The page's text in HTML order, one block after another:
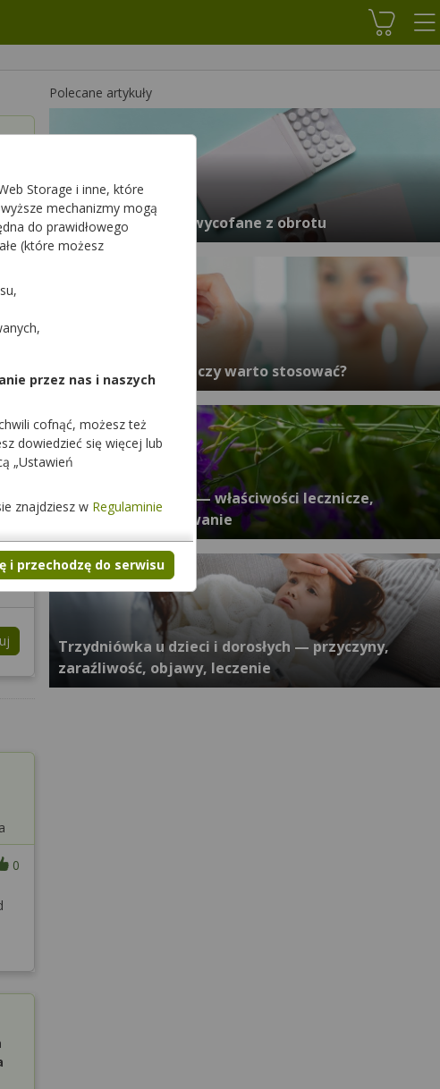
Koszyk
0
Polecane artykuły
3 serie leku Lakea wycofane z obrotu
Srebro koloidalne - czy warto stosować?
Ostróżeczka polna — właściwości lecznicze,
działanie, zastosowanie
Trzydniówka u dzieci i dorosłych — przyczyny,
zaraźliwość, objawy, leczenie
Storage i inne, które
mechanizmy mogą
do prawidłowego
(które możesz
przez nas i naszych
cofnąć, możesz też
dowiedzieć się więcej lub
„Ustawień
znajdziesz w Regulaminie
i przechodzę do serwisu